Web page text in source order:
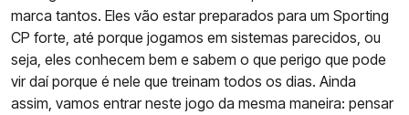
marca tantos. Eles vão estar preparados para um Sporting
CP forte, até porque jogamos em sistemas parecidos, ou
seja, eles conhecem bem e sabem o que perigo que pode
vir daí porque é nele que treinam todos os dias. Ainda
assim, vamos entrar neste jogo da mesma maneira: pensar